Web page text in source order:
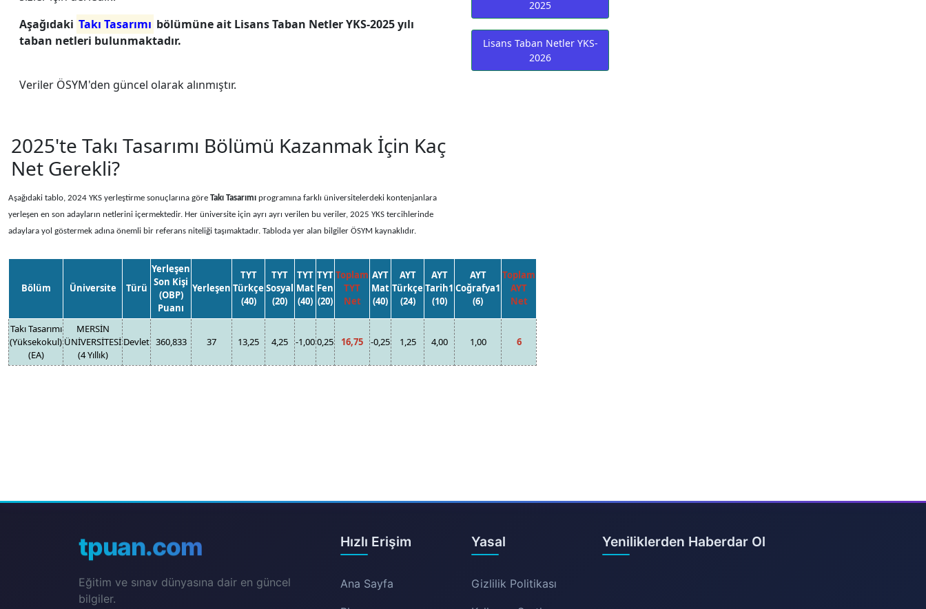
Aşağıdaki Takı Tasarımı bölümüne ait Lisans Taban Netler YKS-2025 yılı
taban netleri bulunmaktadır.
Veriler ÖSYM'den güncel olarak alınmıştır.
2025'te Takı Tasarımı Bölümü Kazanmak İçin Kaç
Net Gerekli?
Aşağıdaki tablo, 2024 YKS yerleştirme sonuçlarına göre Takı Tasarımı programına farklı üniversitelerdeki kontenjanlara
yerleşen en son adayların netlerini içermektedir. Her üniversite için ayrı ayrı verilen bu veriler, 2025 YKS tercihlerinde
adaylara yol göstermek adına önemli bir referans niteliği taşımaktadır. Tabloda yer alan bilgiler ÖSYM kaynaklıdır.
Bölüm Üniversite Türü
Yerleşen
Son Kişi
(OBP)
Puanı
Yerleşen
TYT
Türkçe
(40)
TYT
Sosyal
(20)
TYT
Mat
(40)
TYT
Fen
(20)
Toplam
TYT
Net
AYT
Mat
(40)
AYT
Türkçe
(24)
AYT
Tarih1
(10)
AYT
Coğrafya1
(6)
Toplam
AYT
Net
Takı Tasarımı
(Yüksekokul)
(EA)
MERSİN
ÜNİVERSİTESİ
(4 Yıllık)
Devlet 360,833 37 13,25 4,25 -1,000,25 16,75 -0,25 1,25 4,00 1,00 6
2025
Lisans Taban Netler YKS-
2026
tpuan.com
Eğitim ve sınav dünyasına dair en güncel
bilgiler.
Hızlı Erişim
Ana Sayfa
Yasal
Gizlilik Politikası
Yeniliklerden Haberdar Ol